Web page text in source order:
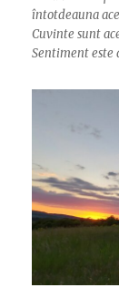
întotdeauna
Cuvinte sunt
Sentiment este